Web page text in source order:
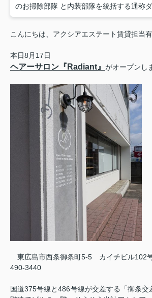
のお掃除部隊 と内装部隊を統括する通称ダ
こんにちは、アクシアエステート賃貸担当
本日8月17日
ヘアーサロン『Radiant』 がオープンし
東広島市西条御条町5-5 カイチビル
490-3440
国道375号線と486号線が交差する「御条